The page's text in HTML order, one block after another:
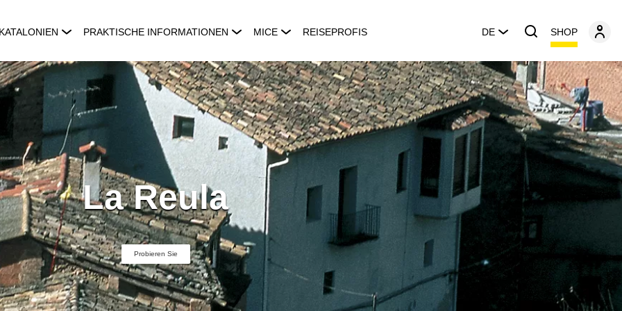
PRAKTISCHE INFORMATIONEN MICE REISEPROFIS DE SHOP
La Reula
Probieren Sie